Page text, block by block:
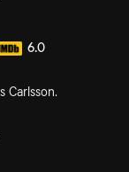
6.0
Carlsson.